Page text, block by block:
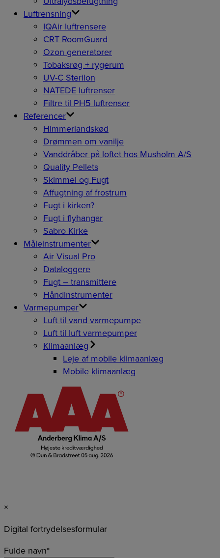
Luftrensning
IQAir luftrensere
CRT RoomGuard
Ozon generatorer
Tobaksrøg + rygerum
UV-C Sterilon
NATEDE luftrenser
Filtre til PH5 luftrenser
Referencer
Himmerlandskød
Drømmen om vanilje
Vanddråber på loftet hos Musholm A/S
Quality Pellets
Skimmel og Fugt
Affugtning af frostrum
Fugt i kirken?
Fugt i flyhangar
Sabro Kirke
Måleinstrumenter
Air Visual Pro
Dataloggere
Fugt – transmittere
Håndinstrumenter
Varmepumper
Luft til vand varmepumpe
Luft til luft varmepumper
Klimaanlæg
Leje af mobile klimaanlæg
Mobile klimaanlæg
×
Digital fortrydelsesformular
Fulde navn*